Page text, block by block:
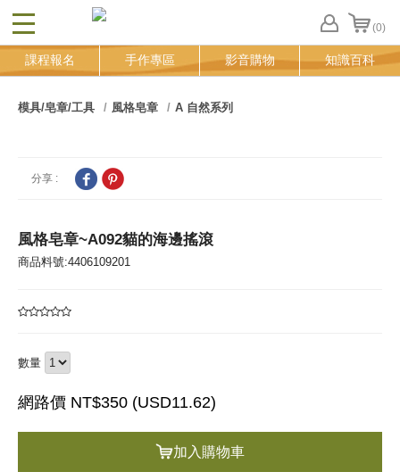
CLOSE (0)
FB
登
課程報名 手作專區 影音購物 知識百科
模具/皂章/工具 風格皂章 A 自然系列
分享 :
風格皂章~A092貓的海邊搖滾
商品料號:4406109201
數量
網路價 NT$350 (USD11.62)
加入購物車